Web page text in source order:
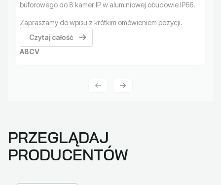
buforowego do 8 kamer IP w aluminiowej obudowie IP66.
Zapraszamy do wpisu z krótkim omówieniem pozycji.
Czytaj całość
ABCV
PRZEGLĄDAJ
PRODUCENTÓW